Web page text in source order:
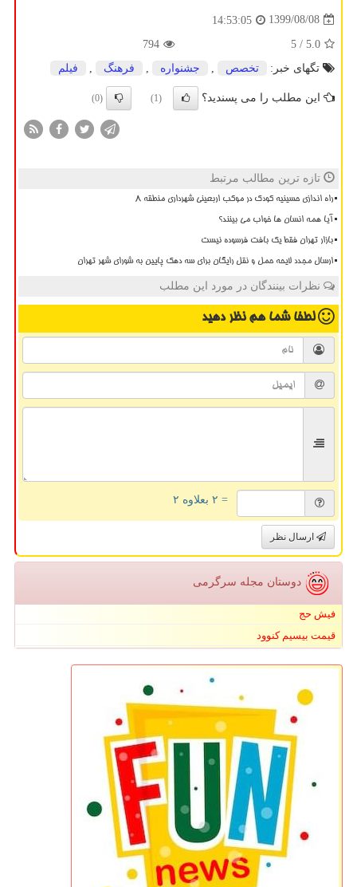
1399/08/08
14:53:05
5.0
/ 5
794
تگهای خبر:
تخصص جشنواره فرهنگ فیلم
این مطلب را می پسندید؟ (1)
(0)
تازه ترین مطالب مرتبط
راه اندازی حسینیه کودک در موکب اربعینی شهرداری منطقه ۸
آیا همه انسان ها خواب می بینند؟
بازار تهران فقط یک بافت فرسوده نیست
ارسال مجدد لایحه حمل و نقل رایگان برای سه دهک پایین به شورای شهر تهران
نظرات بینندگان در مورد این مطلب
لطفا شما همنظر دهید
= ۲ بعلاوه ۲
ارسال نظر
دوستان مجله سرگرمی
فیش حج
قیمت بیسیم کنوود